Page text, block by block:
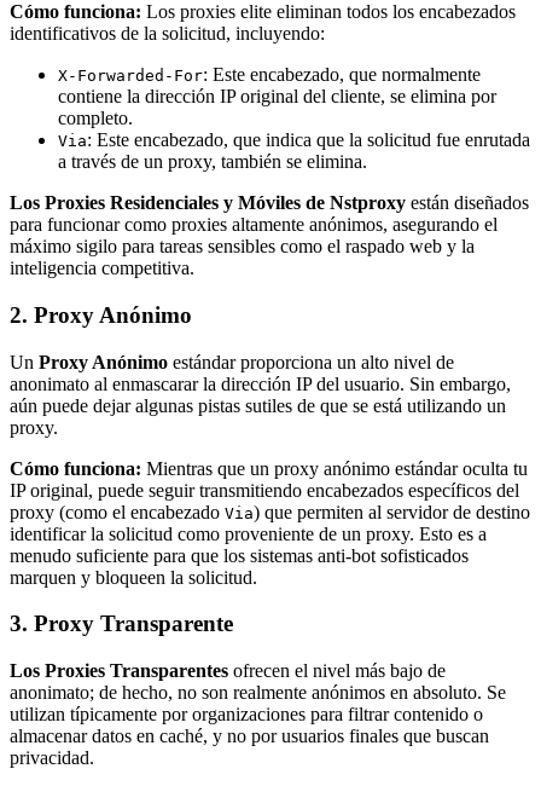
Cómo funciona: Los proxies elite eliminan todos los encabezados
identificativos de la solicitud, incluyendo:
X-Forwarded-For: Este encabezado, que normalmente
contiene la dirección IP original del cliente, se elimina por
completo.
Via: Este encabezado, que indica que la solicitud fue enrutada
a través de un proxy, también se elimina.
Los Proxies Residenciales y Móviles de Nstproxy están diseñados
para funcionar como proxies altamente anónimos, asegurando el
máximo sigilo para tareas sensibles como el raspado web y la
inteligencia competitiva.
2. Proxy Anónimo
Un Proxy Anónimo estándar proporciona un alto nivel de
anonimato al enmascarar la dirección IP del usuario. Sin embargo,
aún puede dejar algunas pistas sutiles de que se está utilizando un
proxy.
Cómo funciona: Mientras que un proxy anónimo estándar oculta tu
IP original, puede seguir transmitiendo encabezados específicos del
proxy (como el encabezado Via) que permiten al servidor de destino
identificar la solicitud como proveniente de un proxy. Esto es a
menudo suficiente para que los sistemas anti-bot sofisticados
marquen y bloqueen la solicitud.
3. Proxy Transparente
Los Proxies Transparentes ofrecen el nivel más bajo de
anonimato; de hecho, no son realmente anónimos en absoluto. Se
utilizan típicamente por organizaciones para filtrar contenido o
almacenar datos en caché, y no por usuarios finales que buscan
privacidad.